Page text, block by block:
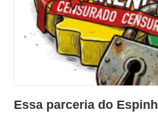
?>
Essa parceria do